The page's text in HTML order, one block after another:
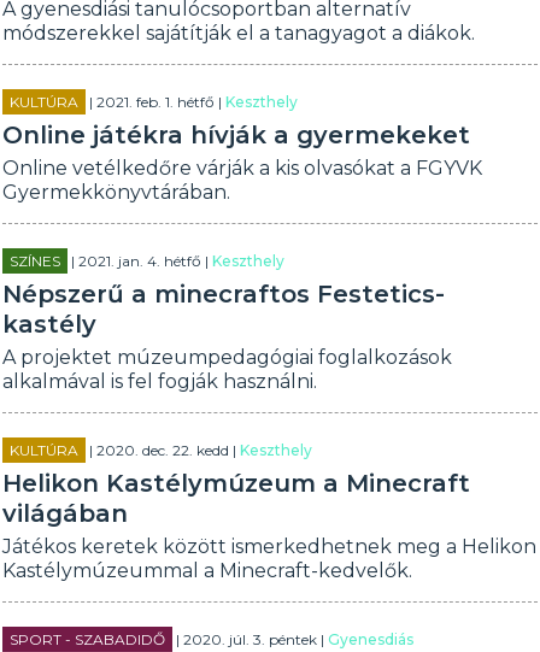
A gyenesdiási tanulócsoportban alternatív
módszerekkel sajátítják el a tanagyagot a diákok.
KULTÚRA | 2021. feb. 1. hétfő |Keszthely
Online játékra hívják a gyermekeket
Online vetélkedőre várják a kis olvasókat a FGYVK
Gyermekkönyvtárában.
SZÍNES | 2021. jan. 4. hétfő |Keszthely
Népszerű a minecraftos Festetics-
kastély
A projektet múzeumpedagógiai foglalkozások
alkalmával is fel fogják használni.
KULTÚRA | 2020. dec. 22. kedd |Keszthely
Helikon Kastélymúzeum a Minecraft
világában
Játékos keretek között ismerkedhetnek meg a Helikon
Kastélymúzeummal a Minecraft-kedvelők.
SPORT - SZABADIDŐ | 2020. júl. 3. péntek |Gyenesdiás